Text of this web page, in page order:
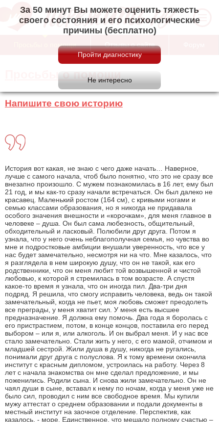
За 50 минут Вы можете оценить тяжесть
своего состояния и его психологические
причины (бесплатно)
Просьбы о помощи Отзывы о сайте
Просьбы о помощи
Напишите свою историю
История вот какая, не знаю с чего даже начать… Наверное,
лучше с самого начала, чтоб было понятно, что это не сразу все
внезапно произошло. С мужем познакомилась в 16 лет, ему был
21 год, и мы как-то сразу начали встречаться. Он был далеко не
красавец. Маленький ростом (164 см), с кривыми ногами и
семью классами образования, но я никогда не придавала
особого значения внешности и «корочкам», для меня главное в
человеке – душа. Он был сама любезность, общительный,
обходительный и ласковый. Полюбили друг друга. Потом я
узнала, что у него очень неблагополучная семья, но чувства во
мне и подростковые амбиции внушали уверенность, что все у
нас будет замечательно, несмотря ни на что. Мне казалось, что
я разглядела в нем широкую душу, что он не такой, как его
родственники, что он меня любит той возвышенной и чистой
любовью, к которой я стремилась в том возрасте. А спустя
какое-то время я узнала, что он иногда пил. Два-три дня
подряд. Я решила, что смогу исправить человека, ведь он такой
замечательный, когда не пьет, моя любовь сможет преодолеть
все преграды, у меня хватит сил. У меня есть высшее
предназначение. Я должна ему помочь. Два года я боролась с
его пристрастием, потом, в конце концов, поставила его перед
выбором – или я, или алкоголь. И он выбрал меня. И у нас все
стало замечательно. Стали жить у него, с его мамой, отчимом и
младшей сестрой. Жили душа в душу, никогда не ругались,
понимали друг друга с полуслова. Я к тому времени окончила
институт с красным дипломом, устроилась на работу. Через 8
лет с начала знакомства он мне сделал предложение, и мы
поженились. Родили сына. И снова жили замечательно. Он не
чаял души в сыне, вставал к нему по ночам, когда у меня уже не
было сил, проводил с ним все свободное время. Мы купили
мужу аттестат о среднем образовании и подали документы в
местный институт на заочное отделение. Перспектив, как
казалось, - море. Единственное, что мешало полному счастью –